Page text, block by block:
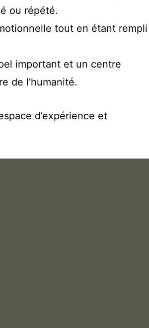
ou répété.
tout en étant rempli
important et un centre
de l’humanité.
d’expérience et